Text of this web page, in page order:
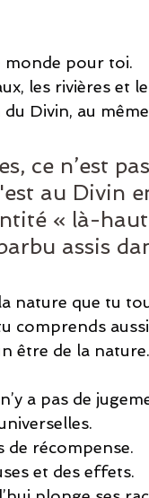
monde pour toi.
les rivières
du Divin, au
ce n’est
au Divin
« là-
assis
nature que tu
comprends
être de la nature.
a pas de
de récompense.
et des effets.